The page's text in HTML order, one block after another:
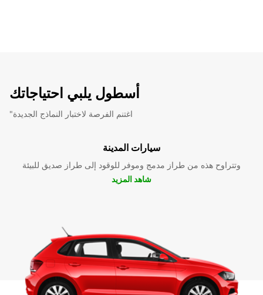
أسطول يلبي احتياجاتك
"اغتنم الفرصة لاختبار النماذج الجديدة
سيارات المدينة
وتتراوح هذه من طراز مدمج وموفر للوقود إلى طراز صديق للبيئة
شاهد المزيد